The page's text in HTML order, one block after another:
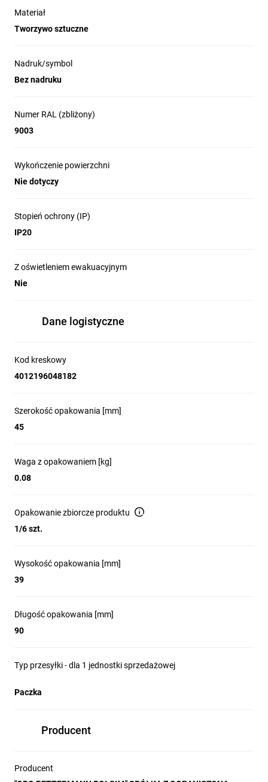
Materiał
Tworzywo sztuczne
Nadruk/symbol
Bez nadruku
Numer RAL (zbliżony)
9003
Wykończenie powierzchni
Nie dotyczy
Stopień ochrony (IP)
IP20
Z oświetleniem ewakuacyjnym
Nie
Dane logistyczne
Kod kreskowy
4012196048182
Szerokość opakowania [mm]
45
Waga z opakowaniem [kg]
0.08
Opakowanie zbiorcze produktu
1/6 szt.
Wysokość opakowania [mm]
39
Długość opakowania [mm]
90
Typ przesyłki - dla 1 jednostki sprzedażowej
Paczka
Producent
Producent